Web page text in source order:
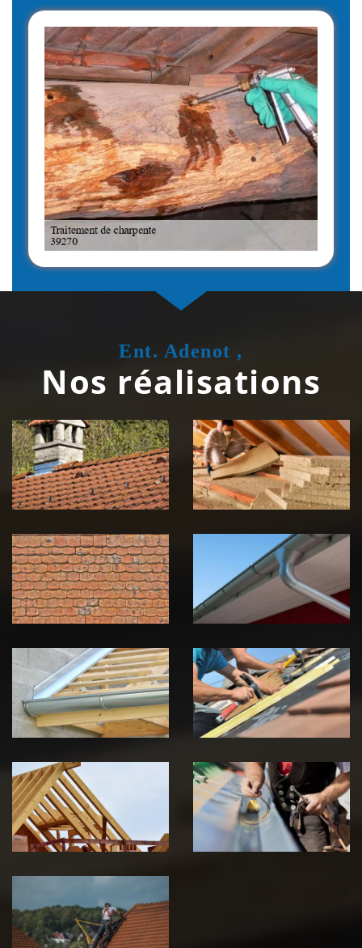
Ent. Adenot ,
Nos réalisations
Couvreur
zingueur 39
Jura
Isolation de
toiture 39
Jura
démoussage de
toiture 39
Jura
pose de
gouttière 39
Jura
Pose de
Chéneau 39
Jura
Réparation de
toiture 39
Jura
Traitement de
charpente 39
Jura
Travaux de
zinguerie 39
Jura
Urgence fuite
de toiture 39
Jura